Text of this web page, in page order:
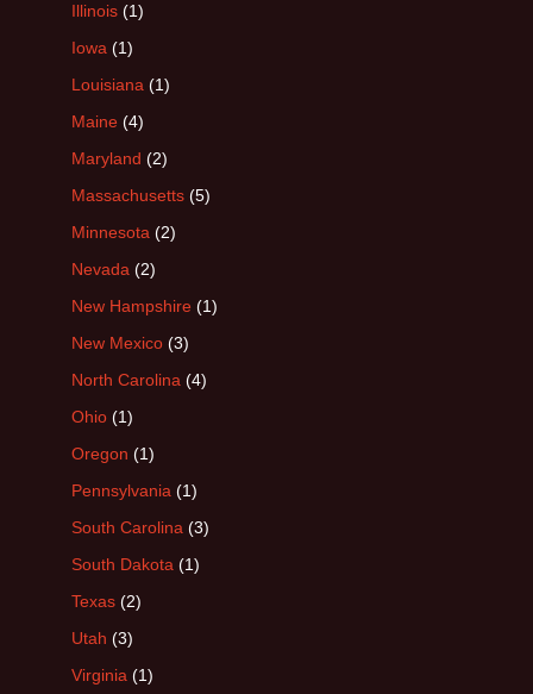
Illinois (1)
Iowa (1)
Louisiana (1)
Maine (4)
Maryland (2)
Massachusetts (5)
Minnesota (2)
Nevada (2)
New Hampshire (1)
New Mexico (3)
North Carolina (4)
Ohio (1)
Oregon (1)
Pennsylvania (1)
South Carolina (3)
South Dakota (1)
Texas (2)
Utah (3)
Virginia (1)